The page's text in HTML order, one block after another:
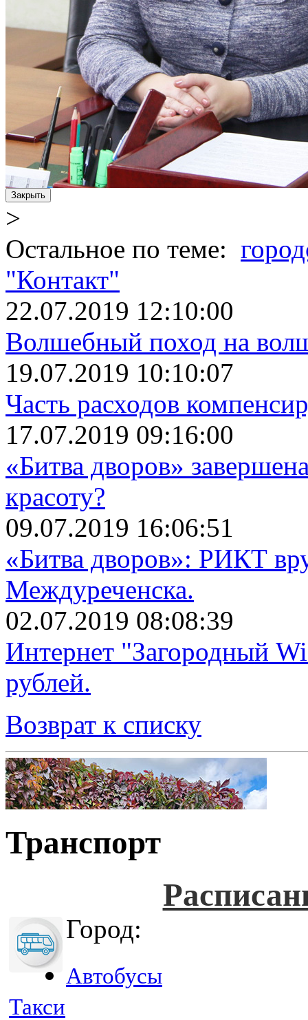
Закрыть
>
Остальное по теме:
"Контакт"
22.07.2019 12:10:00
Волшебный поход на
19.07.2019 10:10:07
Часть расходов
17.07.2019 09:16:00
«Битва дворов»
красоту?
09.07.2019 16:06:51
«Битва дворов»: РИКТ
Междуреченска.
02.07.2019 08:08:39
Интернет "Загородный
рублей.
Возврат к списку
Транспорт
Город:
Автобусы
Такси